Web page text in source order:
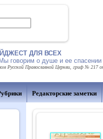
ДЛЯ ВСЕХ
говорим о душе и ее спасении
Русской Православной Церкви, гриф № 217
Редакторские заметки